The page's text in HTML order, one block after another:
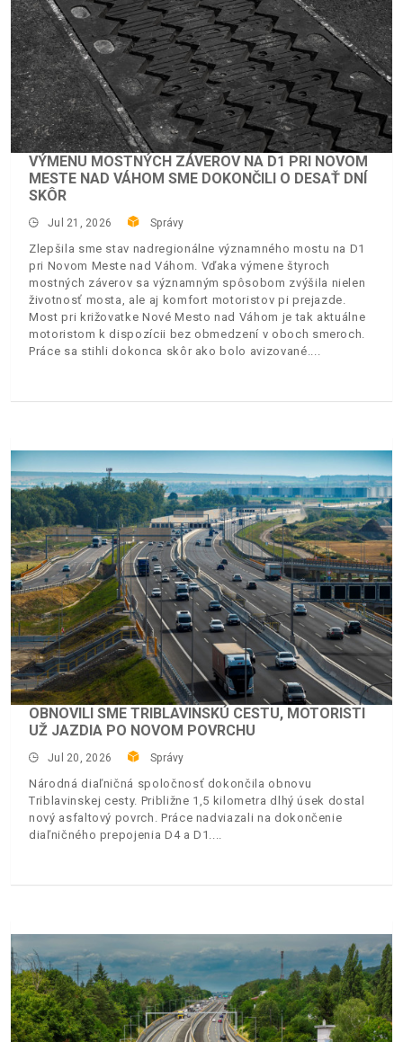
VÝMENU MOSTNÝCH ZÁVEROV NA D1 PRI NOVOM
MESTE NAD VÁHOM SME DOKONČILI O DESAŤ DNÍ
SKÔR
Jul 21, 2026 Správy
Zlepšila sme stav nadregionálne významného mostu na D1
pri Novom Meste nad Váhom. Vďaka výmene štyroch
mostných záverov sa významným spôsobom zvýšila nielen
životnosť mosta, ale aj komfort motoristov pi prejazde.
Most pri križovatke Nové Mesto nad Váhom je tak aktuálne
motoristom k dispozícii bez obmedzení v oboch smeroch.
Práce sa stihli dokonca skôr ako bolo avizované.
OBNOVILI SME TRIBLAVINSKÚ CESTU, MOTORISTI
UŽ JAZDIA PO NOVOM POVRCHU
Jul 20, 2026 Správy
Národná diaľničná spoločnosť dokončila obnovu
Triblavinskej cesty. Približne 1,5 kilometra dlhý úsek dostal
nový asfaltový povrch. Práce nadviazali na dokončenie
diaľničného prepojenia D4 a D1.